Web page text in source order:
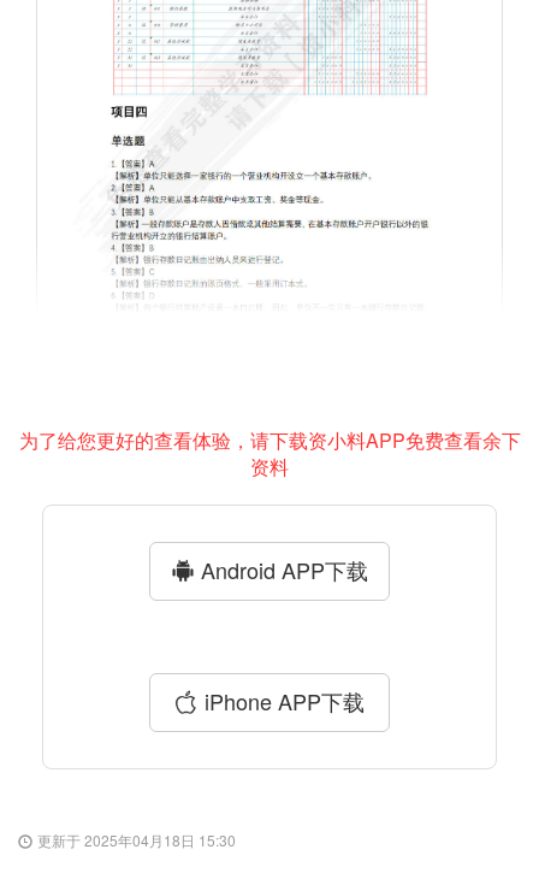
为了给您更好的查看体验，请下载资小料APP免费查看余下
资料
Android APP下载
iPhone APP下载
更新于 2025年04月18日 15:30